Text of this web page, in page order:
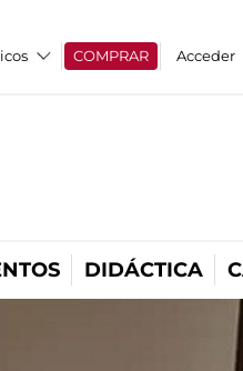
COMPRAR Acceder
DIDÁCTICA